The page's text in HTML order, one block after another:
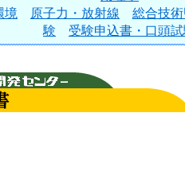
境 原子力・放射線
総合技
験
受験申込書・口頭